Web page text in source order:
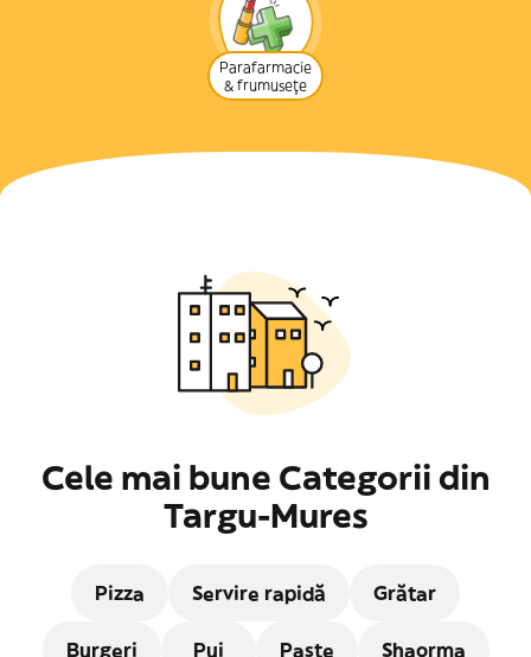
Parafarmacie
& frumusețe
Cele mai bune Categorii din
Targu-Mures
Pizza Servire rapidă Grătar
Burgeri Pui Paste Shaorma